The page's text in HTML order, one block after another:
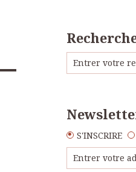
S'INSCRIRE